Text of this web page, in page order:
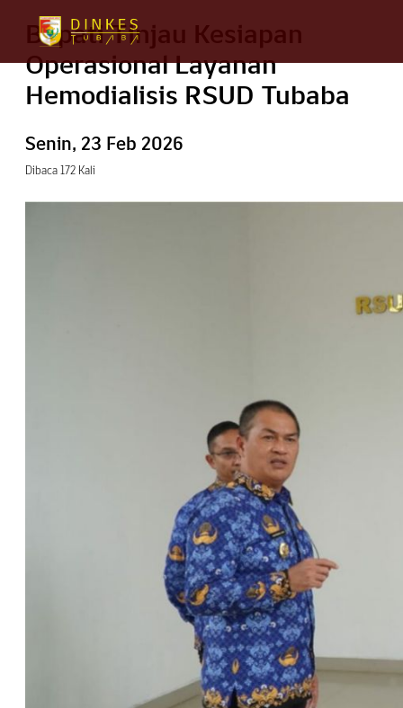
Bupati Tinjau Kesiapan
Operasional Layanan
Hemodialisis RSUD Tubaba
Senin, 23 Feb 2026
Dibaca 172 Kali